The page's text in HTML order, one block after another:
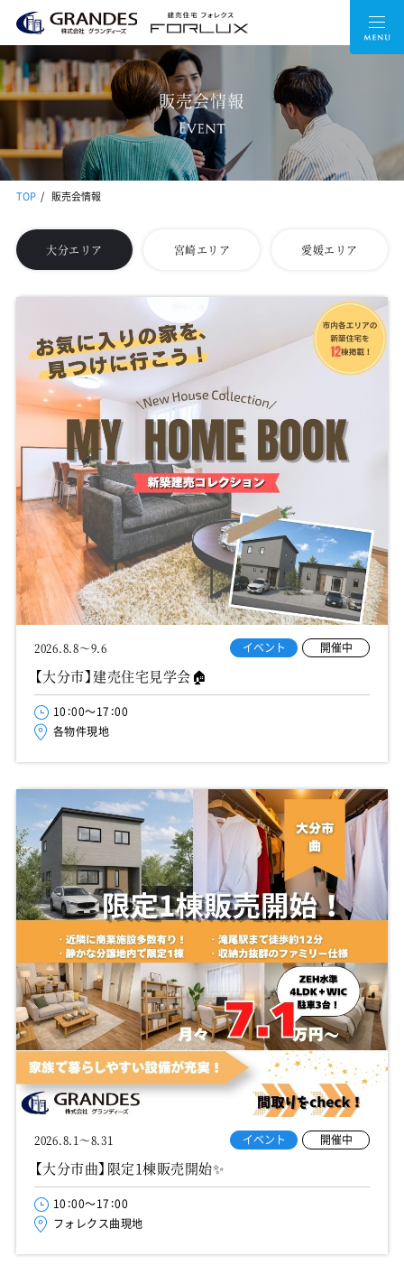
販売会情報
TOP 販売会情報
大分エリア 宮崎エリア 愛媛エリア
2026.8.8～9.6 イベント 開催中
【大分市】建売住宅見学会🏠
10：00～17：00
各物件現地
2026.8.1～8.31 イベント 開催中
【大分市曲】限定1棟販売開始✨
10：00～17：00
フォレクス曲現地